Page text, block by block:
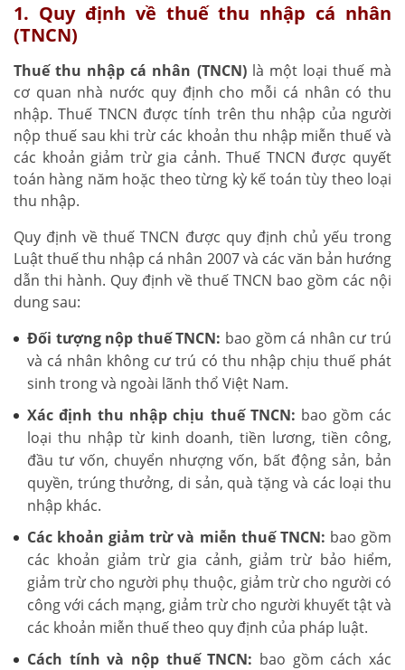
1. Quy định về thuế thu nhập cá nhân
(TNCN)
Thuế thu nhập cá nhân (TNCN)là một loại thuế mà
cơ quan nhà nước quy định cho mỗi cá nhân có thu
nhập. Thuế TNCN được tính trên thu nhập của người
nộp thuế sau khi trừ các khoản thu nhập miễn thuế và
các khoản giảm trừ gia cảnh. Thuế TNCN được quyết
toán hàng năm hoặc theo từng kỳ kế toán tùy theo loại
thu nhập.
Quy định về thuế TNCN được quy định chủ yếu trong
Luật thuế thu nhập cá nhân 2007 và các văn bản hướng
dẫn thi hành. Quy định về thuế TNCN bao gồm các nội
dung sau:
Đối tượng nộp thuế TNCN: bao gồm cá nhân cư trú
và cá nhân không cư trú có thu nhập chịu thuế phát
sinh trong và ngoài lãnh thổ Việt Nam.
Xác định thu nhập chịu thuế TNCN: bao gồm các
loại thu nhập từ kinh doanh, tiền lương, tiền công,
đầu tư vốn, chuyển nhượng vốn, bất động sản, bản
quyền, trúng thưởng, di sản, quà tặng và các loại thu
nhập khác.
Các khoản giảm trừ và miễn thuế TNCN: bao gồm
các khoản giảm trừ gia cảnh, giảm trừ bảo hiểm,
giảm trừ cho người phụ thuộc, giảm trừ cho người có
công với cách mạng, giảm trừ cho người khuyết tật và
các khoản miễn thuế theo quy định của pháp luật.
Cách tính và nộp thuế TNCN: bao gồm cách xác